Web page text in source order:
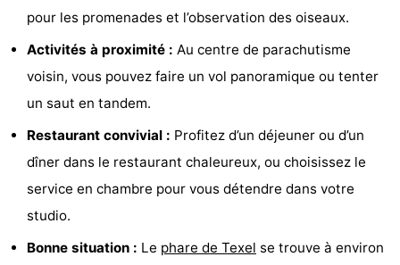
Texel
Buytenveldt
De
-
EuroParcs
Texel
Kustpark
Texel
-
Sluftervallei
Strandhuys
Villapark
-
pour les promenades et l’observation des oiseaux.
Activités à proximité : Au centre de parachutisme
voisin, vous pouvez faire un vol panoramique ou tenter
un saut en tandem.
Restaurant convivial : Profitez d’un déjeuner ou d’un
dîner dans le restaurant chaleureux, ou choisissez le
service en chambre pour vous détendre dans votre
studio.
Bonne situation : Le phare de Texel se trouve à environ